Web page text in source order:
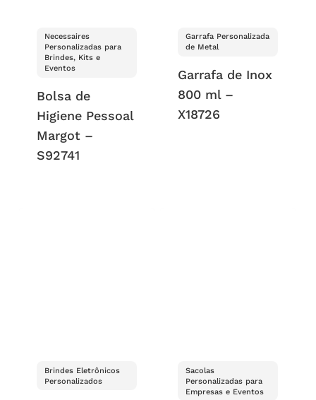
Necessaires
Personalizadas para
Brindes, Kits e
Eventos
Bolsa de
Higiene Pessoal
Margot –
S92741
Garrafa Personalizada
de Metal
Garrafa de Inox
800 ml –
X18726
Brindes Eletrônicos
Personalizados
Sacolas
Personalizadas para
Empresas e Eventos